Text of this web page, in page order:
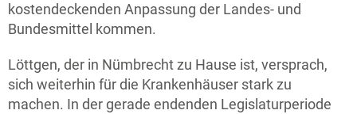
kostendeckenden Anpassung der Landes- und
Bundesmittel kommen.
Löttgen, der in Nümbrecht zu Hause ist, versprach,
sich weiterhin für die Krankenhäuser stark zu
machen. In der gerade endenden Legislaturperiode